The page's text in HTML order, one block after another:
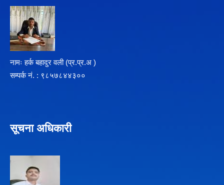
नामः हर्क बहादुर वली (प्र‍.प्र.अ )
सम्पर्क न‌ं. : ९८५७८४४३००
सूचना अधिकारी